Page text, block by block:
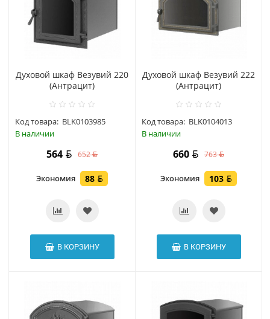
Духовой шкаф Везувий 220
(Антрацит)
Код товара: BLK0103985
В наличии
564 652
Экономия 88
В КОРЗИНУ
Духовой шкаф Везувий 222
(Антрацит)
Код товара: BLK0104013
В наличии
660 763
Экономия 103
В КОРЗИНУ